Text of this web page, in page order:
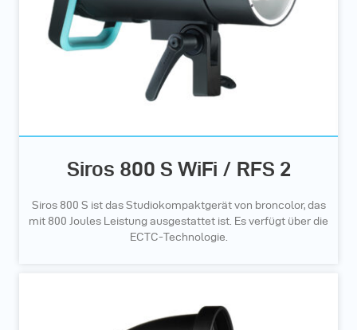
Siros 800 S WiFi / RFS 2
Siros 800 S ist das Studiokompaktgerät von broncolor, das
mit 800 Joules Leistung ausgestattet ist. Es verfügt über die
ECTC-Technologie.